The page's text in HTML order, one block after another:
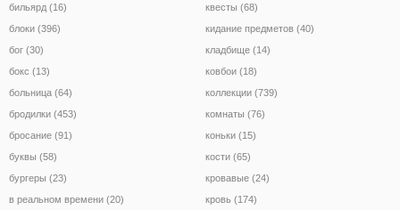
бильярд (16)
блоки (396)
бог (30)
бокс (13)
больница (64)
бродилки (453)
бросание (91)
буквы (58)
бургеры (23)
в реальном времени (20)
квесты (68)
кидание предметов (40)
кладбище (14)
ковбои (18)
коллекции (739)
комнаты (76)
коньки (15)
кости (65)
кровавые (24)
кровь (174)